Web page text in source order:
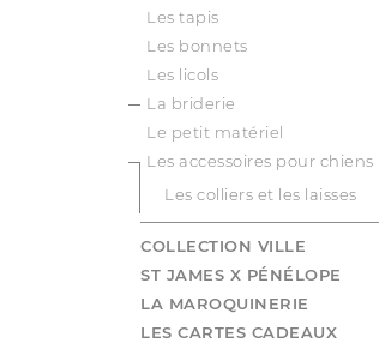
Les tapis
Les bonnets
Les licols
La briderie
Le petit matériel
Les accessoires pour chiens
Les colliers et les laisses
COLLECTION VILLE
ST JAMES X PÉNÉLOPE
LA MAROQUINERIE
LES CARTES CADEAUX